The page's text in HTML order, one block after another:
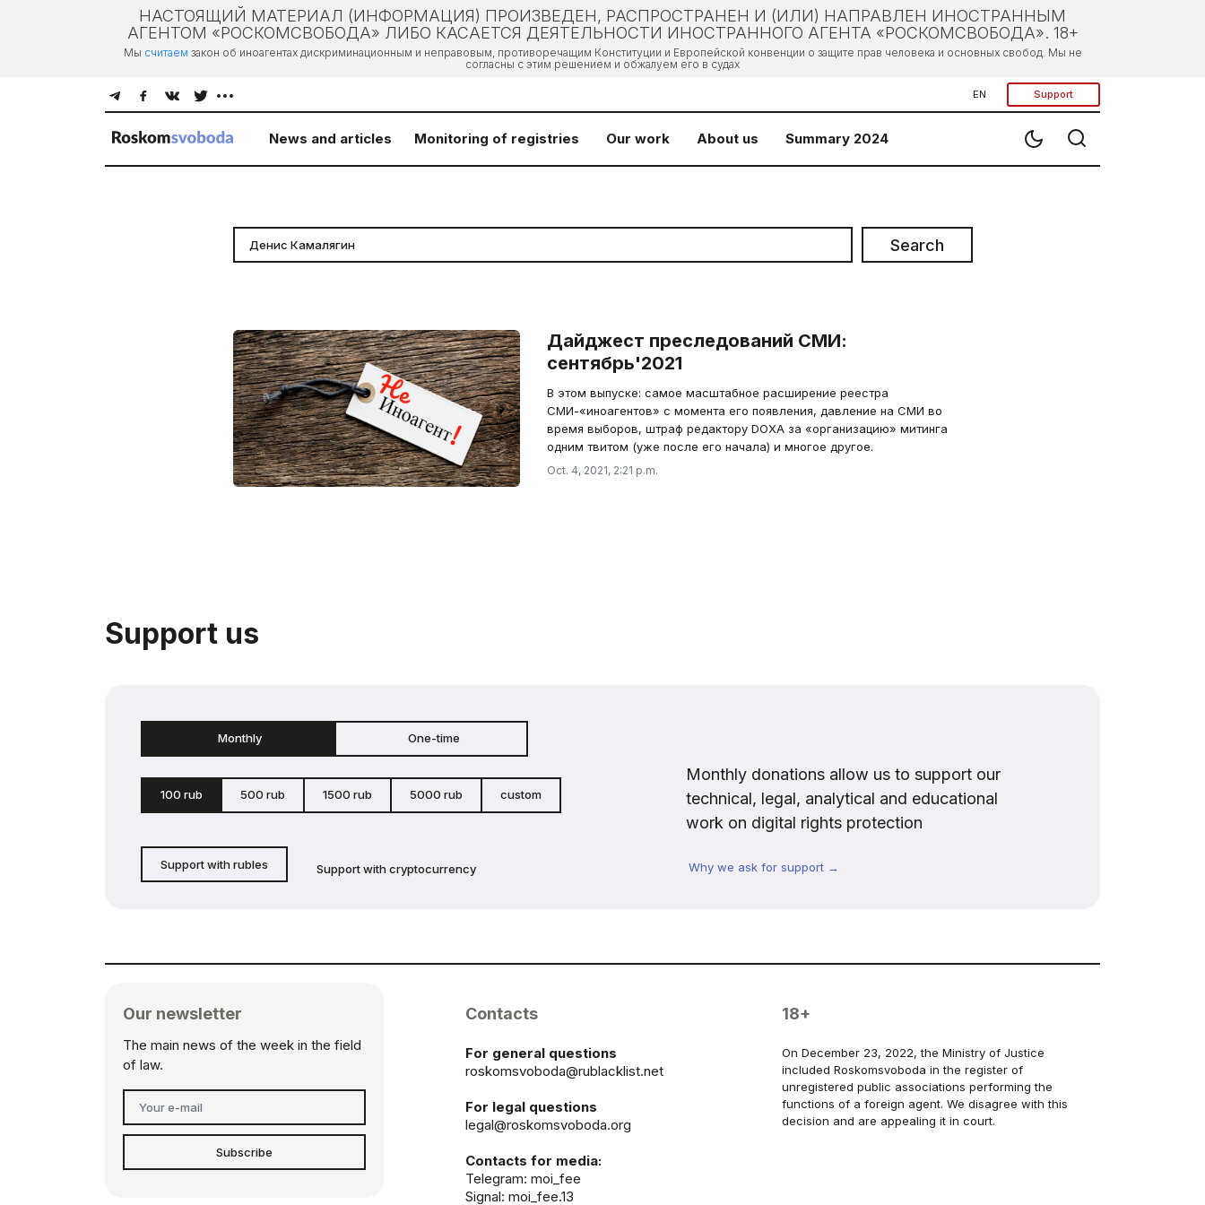
НАСТОЯЩИЙ МАТЕРИАЛ (ИНФОРМАЦИЯ) ПРОИЗВЕДЕН, РАСПРОСТРАНЕН И (ИЛИ) НАПРАВЛЕН ИНОСТРАННЫМ
АГЕНТОМ «РОСКОМСВОБОДА» ЛИБО КАСАЕТСЯ ДЕЯТЕЛЬНОСТИ ИНОСТРАННОГО АГЕНТА «РОСКОМСВОБОДА». 18+
Мы считаем закон об иноагентах дискриминационным и неправовым, противоречащим Конституции и Европейской конвенции о защите прав человека и основных свобод. Мы не
согласны с этим решением и обжалуем его в судах
EN Support
News and articles Monitoring of registries Our work About us Summary 2024
Search
Дайджест преследований СМИ:
сентябрь'2021
В этом выпуске: самое масштабное расширение реестра
СМИ-«иноагентов» с момента его появления, давление на СМИ во
время выборов, штраф редактору DOXA за «организацию» митинга
одним твитом (уже после его начала) и многое другое.
Oct. 4, 2021, 2:21 p.m.
Support us
Monthly One-time
100 rub 500 rub 1500 rub 5000 rub custom
Support with rubles Support with cryptocurrency
Monthly donations allow us to support our
technical, legal, analytical and educational
work on digital rights protection
Why we ask for support →
Our newsletter
The main news of the week in the field
of law.
Subscribe
Contacts
For general questions
roskomsvoboda@rublacklist.net
For legal questions
legal@roskomsvoboda.org
Contacts for media:
Telegram: moi_fee
Signal: moi_fee.13
18+
On December 23, 2022, the Ministry of Justice
included Roskomsvoboda in the register of
unregistered public associations performing the
functions of a foreign agent. We disagree with this
decision and are appealing it in court.